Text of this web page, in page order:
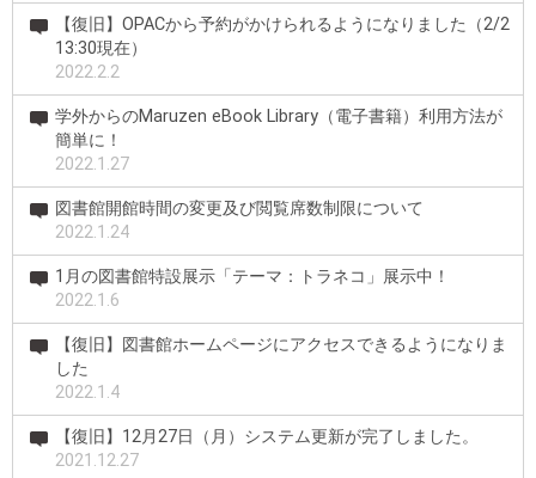
【復旧】OPACから予約がかけられるようになりました（2/2
13:30現在）
2022.2.2
学外からのMaruzen eBook Library（電子書籍）利用方法が
簡単に！
2022.1.27
図書館開館時間の変更及び閲覧席数制限について
2022.1.24
1月の図書館特設展示「テーマ：トラネコ」展示中！
2022.1.6
【復旧】図書館ホームページにアクセスできるようになりま
した
2022.1.4
【復旧】12月27日（月）システム更新が完了しました。
2021.12.27